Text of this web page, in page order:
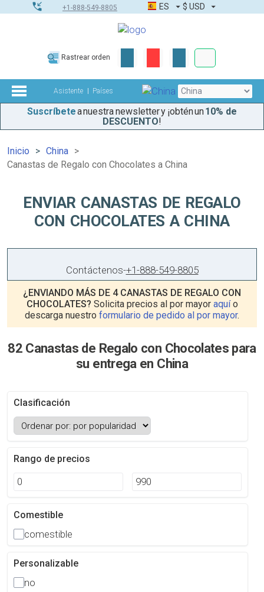
+1-888-549-8805 ES $ USD
Rastrear orden
Asistente Países
Suscríbetea nuestra newsletter y ¡obtén un10% de
DESCUENTO!
Inicio
China
Canastas de Regalo con Chocolates a China
ENVIAR CANASTAS DE REGALO
CON CHOCOLATES A CHINA
Contáctenos-+1-888-549-8805
¿ENVIANDO MÁS DE 4 CANASTAS DE REGALO CON
CHOCOLATES? Solicita precios al por mayor aquío
descarga nuestro formulario de pedido al por mayor.
82 Canastas de Regalo con Chocolates para
su entrega en China
Clasificación
Rango de precios
Comestible
comestible
Personalizable
no